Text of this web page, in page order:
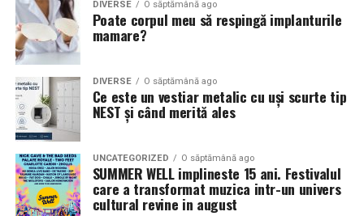
DIVERSE O săptămână ago
Poate corpul meu să respingă implanturile
mamare?
DIVERSE O săptămână ago
Ce este un vestiar metalic cu uși scurte tip
NEST și când merită ales
UNCATEGORIZED O săptămână ago
SUMMER WELL implineste 15 ani. Festivalul
care a transformat muzica intr-un univers
cultural revine in august